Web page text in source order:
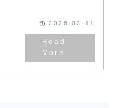
現しましょう。
2026.02.11